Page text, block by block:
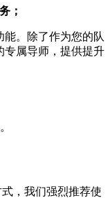
；
能。除了作为您的队
专属导师，提供提升
，我们强烈推荐使